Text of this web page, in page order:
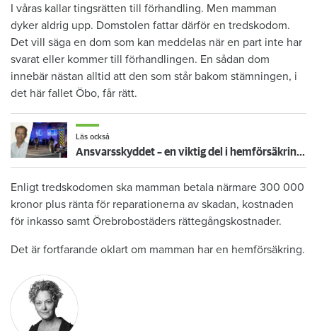
I våras kallar tingsrätten till förhandling. Men mamman
dyker aldrig upp. Domstolen fattar därför en tredskodom.
Det vill säga en dom som kan meddelas när en part inte har
svarat eller kommer till förhandlingen. En sådan dom
innebär nästan alltid att den som står bakom stämningen, i
det här fallet Öbo, får rätt.
Läs också
Ansvarsskyddet – en viktig del i hemförsäkringen
Enligt tredskodomen ska mamman betala närmare 300 000
kronor plus ränta för reparationerna av skadan, kostnaden
för inkasso samt Örebrobostäders rättegångskostnader.
Det är fortfarande oklart om mamman har en hemförsäkring.